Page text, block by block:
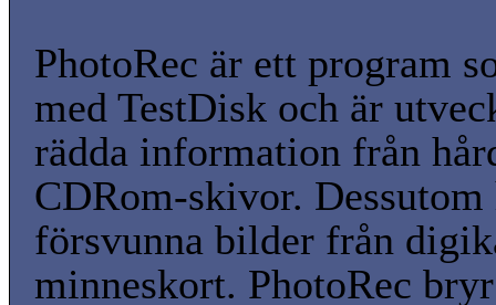
PhotoRec är ett program
med TestDisk och är
rädda information från
CDRom-skivor.
försvunna bilder från
minneskort. PhotoRec